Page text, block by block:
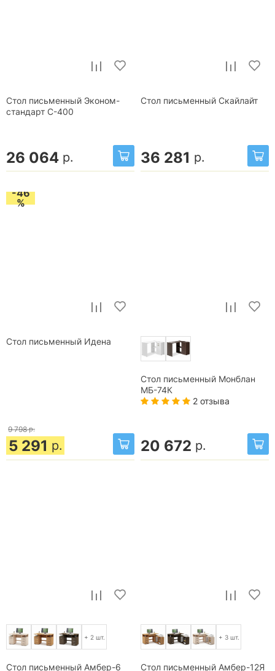
Стол письменный Эконом-
стандарт С-400
26 064 р.
Стол письменный Скайлайт
36 281 р.
-46
%
Стол письменный Идена
9 798 р.
5 291 р.
Стол письменный Монблан
МБ-74К
2 отзыва
20 672 р.
+ 2 шт.
Стол письменный Амбер-6
+ 3 шт.
Стол письменный Амбер-12Я